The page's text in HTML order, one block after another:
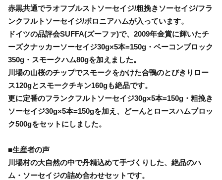
赤黒共通でラオフブルストソーセイジ/粗挽きソーセイジ/フラ
ンクフルトソーセイジ/ボロニアハムが入っています。
ドイツの品評会SUFFA(ズーファ)で、2009年金賞に輝いたチ
ーズクナッカーソーセイジ30g×5本=150g・ベーコンブロック
350g・スモークハム80gを加えました。
川場の山桜のチップでスモークをかけた合鴨のとびきりロー
ス120gとスモークチキン160gも絶品です。
更に定番のフランクフルトソーセイジ30g×5本=150g・粗挽き
ソーセイジ30g×5本=150gを加え、どーんとロースハムブロッ
ク500gをセットにしました。
■生産者の声
川場村の大自然の中で丹精込めて手づくりした、絶品のハ
ム・ソーセイジの詰め合わせセットです。